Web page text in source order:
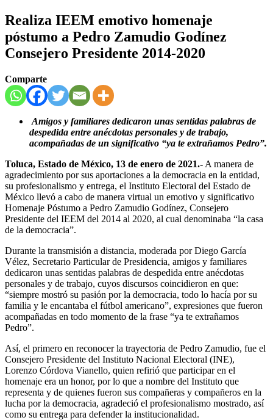
Realiza IEEM emotivo homenaje
póstumo a Pedro Zamudio Godínez
Consejero Presidente 2014-2020
Comparte
Amigos y familiares dedicaron unas sentidas palabras de
despedida entre anécdotas personales y de trabajo,
acompañadas de un significativo “ya te extrañamos Pedro”.
Toluca, Estado de México, 13 de enero de 2021.- A manera de
agradecimiento por sus aportaciones a la democracia en la entidad,
su profesionalismo y entrega, el Instituto Electoral del Estado de
México llevó a cabo de manera virtual un emotivo y significativo
Homenaje Póstumo a Pedro Zamudio Godínez, Consejero
Presidente del IEEM del 2014 al 2020, al cual denominaba “la casa
de la democracia”.
Durante la transmisión a distancia, moderada por Diego García
Vélez, Secretario Particular de Presidencia, amigos y familiares
dedicaron unas sentidas palabras de despedida entre anécdotas
personales y de trabajo, cuyos discursos coincidieron en que:
“siempre mostró su pasión por la democracia, todo lo hacía por su
familia y le encantaba el fútbol americano”, expresiones que fueron
acompañadas en todo momento de la frase “ya te extrañamos
Pedro”.
Así, el primero en reconocer la trayectoria de Pedro Zamudio, fue el
Consejero Presidente del Instituto Nacional Electoral (INE),
Lorenzo Córdova Vianello, quien refirió que participar en el
homenaje era un honor, por lo que a nombre del Instituto que
representa y de quienes fueron sus compañeras y compañeros en la
lucha por la democracia, agradeció el profesionalismo mostrado, así
como su entrega para defender la institucionalidad.